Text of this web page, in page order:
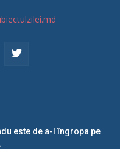
este de a-l îngropa pe